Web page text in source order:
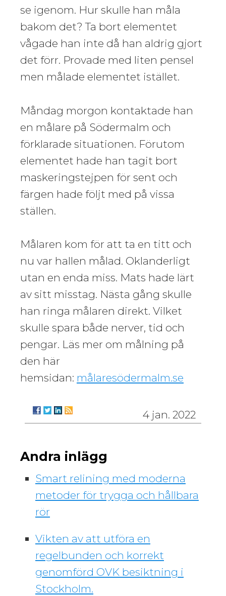
se igenom. Hur skulle han måla
bakom det? Ta bort elementet
vågade han inte då han aldrig gjort
det förr. Provade med liten pensel
men målade elementet istället.
Måndag morgon kontaktade han
en målare på Södermalm och
förklarade situationen. Förutom
elementet hade han tagit bort
maskeringstejpen för sent och
färgen hade följt med på vissa
ställen.
Målaren kom för att ta en titt och
nu var hallen målad. Oklanderligt
utan en enda miss. Mats hade lärt
av sitt misstag. Nästa gång skulle
han ringa målaren direkt. Vilket
skulle spara både nerver, tid och
pengar. Läs mer om målning på
den här
hemsidan: målaresödermalm.se
4 jan. 2022
Andra inlägg
Smart relining med moderna
metoder för trygga och hållbara
rör
Vikten av att utföra en
regelbunden och korrekt
genomförd OVK besiktning i
Stockholm.